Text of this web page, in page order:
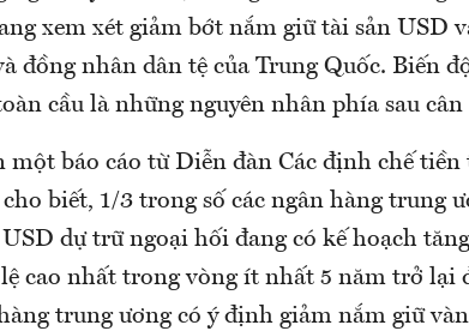
xem xét giảm bớt nắm giữ tài sản USD
đồng nhân dân tệ của Trung Quốc. Biến
cầu là những nguyên nhân phía sau cân
một báo cáo từ Diễn đàn Các định chế
biết, 1/3 trong số các ngân hàng trung
dự trữ ngoại hối đang có kế hoạch
cao nhất trong vòng ít nhất 5 năm trở lại
trung ương có ý định giảm nắm giữ